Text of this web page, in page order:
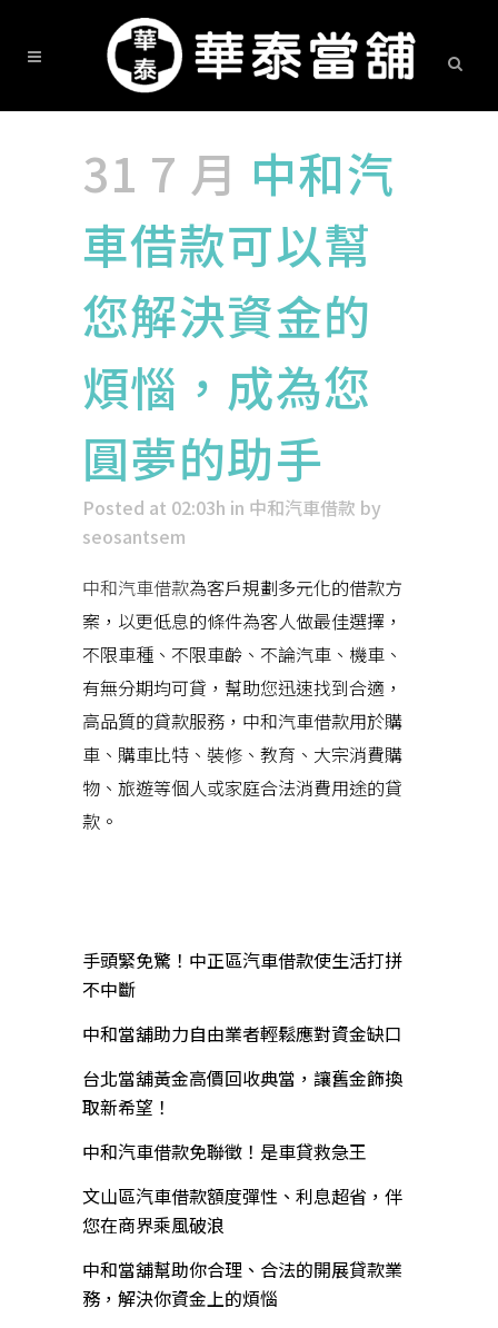
31 7 月 中和汽
車借款可以幫
您解決資金的
煩惱，成為您
圓夢的助手
Posted at 02:03h in 中和汽車借款 by
seosantsem
中和汽車借款為客戶規劃多元化的借款方
案，以更低息的條件為客人做最佳選擇，
不限車種、不限車齡、不論汽車、機車、
有無分期均可貸，幫助您迅速找到合適，
高品質的貸款服務，中和汽車借款用於購
車、購車比特、裝修、教育、大宗消費購
物、旅遊等個人或家庭合法消費用途的貸
款。
手頭緊免驚！中正區汽車借款使生活打拼
不中斷
中和當舖助力自由業者輕鬆應對資金缺口
台北當舖黃金高價回收典當，讓舊金飾換
取新希望！
中和汽車借款免聯徵！是車貸救急王
文山區汽車借款額度彈性、利息超省，伴
您在商界乘風破浪
中和當舖幫助你合理、合法的開展貸款業
務，解決你資金上的煩惱